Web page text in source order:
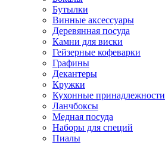
Бутылки
Винные аксессуары
Деревянная посуда
Камни для виски
Гейзерные кофеварки
Графины
Декантеры
Кружки
Кухонные принадлежности
Ланчбоксы
Медная посуда
Наборы для специй
Пиалы